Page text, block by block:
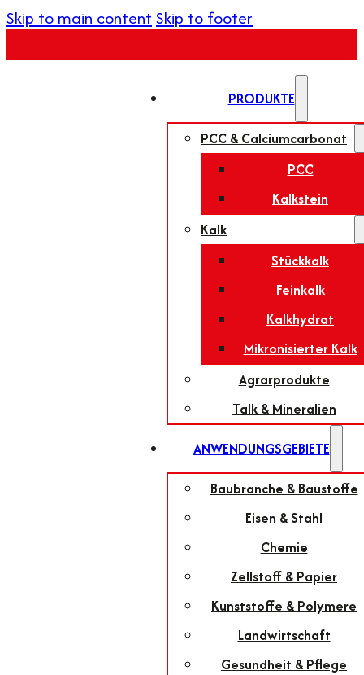
Skip to main content Skip to footer
PRODUKTE
PCC & Calciumcarbonat
PCC
Kalkstein
Kalk
Stückkalk
Feinkalk
Kalkhydrat
Mikronisierter Kalk
Agrarprodukte
Talk & Mineralien
ANWENDUNGSGEBIETE
Baubranche & Baustoffe
Eisen & Stahl
Chemie
Zellstoff & Papier
Kunststoffe & Polymere
Landwirtschaft
Gesundheit & Pflege